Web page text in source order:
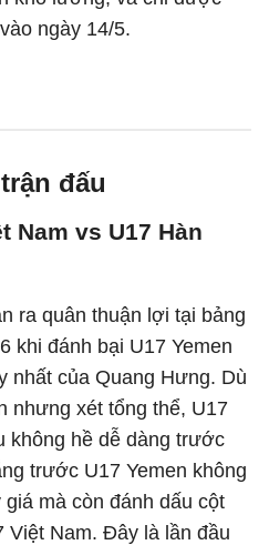
ngày 14/5.
đấu
Nam vs U17 Hàn
ra quân thuận lợi tại bảng
khi đánh bại U17 Yemen
nhất của Quang Hưng. Dù
nhưng xét tổng thể, U17
không hề dễ dàng trước
trước U17 Yemen không
mà còn đánh dấu cột
Việt Nam. Đây là lần đầu